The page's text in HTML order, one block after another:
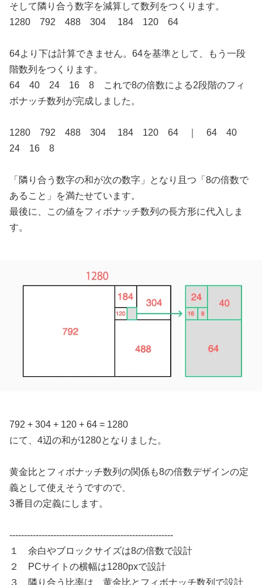
そして隣り合う数字を減算して数列をつくります。
1280 792 488 304 184 120 64
64より下は計算できません。64を基準として、もう一段
階数列をつくります。
64 40 24 16 8 これで8の倍数による2段階のフィ
ボナッチ数列が完成しました。
1280 792 488 304 184 120 64 ｜ 64 40
24 16 8
「隣り合う数字の和が次の数字」となり且つ「8の倍数で
あること」を満たせています。
最後に、この値をフィボナッチ数列の長方形に代入しま
す。
792 + 304 + 120 + 64 = 1280
にて、4辺の和が1280となりました。
黄金比とフィボナッチ数列の関係も8の倍数デザインの定
義として使えそうですので、
3番目の定義にします。
--------------------------------------------------------
１ 余白やブロックサイズは8の倍数で設計
２ PCサイトの横幅は1280pxで設計
３ 隣り合う比率は、黄金比とフィボナッチ数列で設計